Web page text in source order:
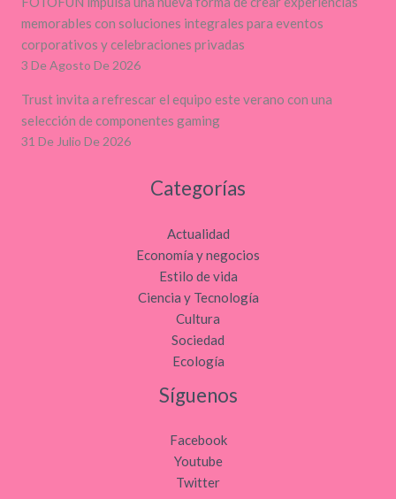
memorables con soluciones integrales para eventos
corporativos y celebraciones privadas
3 De Agosto De 2026
Trust invita a refrescar el equipo este verano con una
selección de componentes gaming
31 De Julio De 2026
Categorías
Actualidad
Economía y negocios
Estilo de vida
Ciencia y Tecnología
Cultura
Sociedad
Ecología
Síguenos
Facebook
Youtube
Twitter